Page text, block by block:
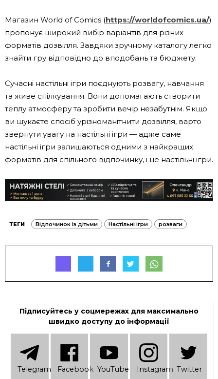
Магазин World of Comics (https://worldofcomics.ua/)
пропонує широкий вибір варіантів для різних
форматів дозвілля. Завдяки зручному каталогу легко
знайти гру відповідно до вподобань та бюджету.
Сучасні настільні ігри поєднують розвагу, навчання
та живе спілкування. Вони допомагають створити
теплу атмосферу та зробити вечір незабутнім. Якщо
ви шукаєте спосіб урізноманітнити дозвілля, варто
звернути увагу на настільні ігри — адже саме
настільні ігри залишаються одними з найкращих
форматів для спільного відпочинку, і це настільні ігри.
ТЕГИ Відпочинок із дітьми Настільні ігри розваги
Підписуйтесь у соцмережах для максимально
швидко доступу до інформації
Telеgram Facebook YouTube Instagram Twitter